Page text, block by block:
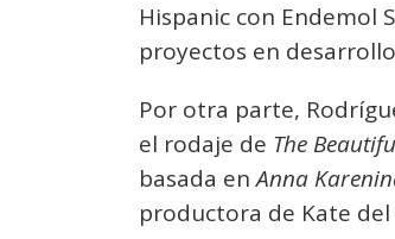
Hispanic con Endemol
proyectos en
Por otra parte,
el rodaje de The
basada enAnna
productora de Kate del